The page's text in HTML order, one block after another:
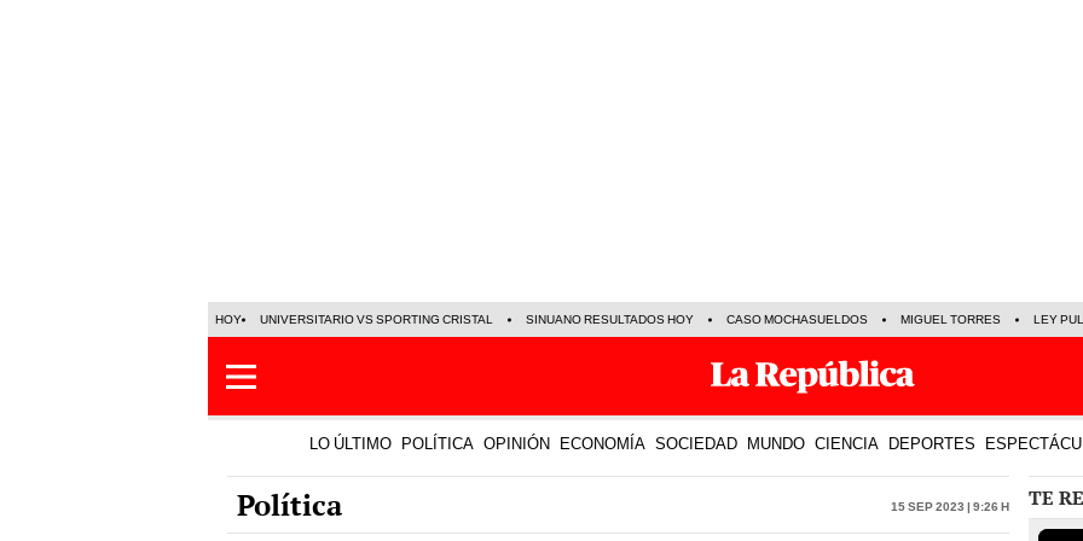
HOY UNIVERSITARIO VS SPORTING CRISTAL SINUANO RESULTADOS HOY CASO MOCHASUELDOS MIGUEL TORRES LEY
LO ÚLTIMO POLÍTICA OPINIÓN ECONOMÍA SOCIEDAD MUNDO CIENCIA DEPORTES
Política 15 Sep 2023 | 9:26 h TE